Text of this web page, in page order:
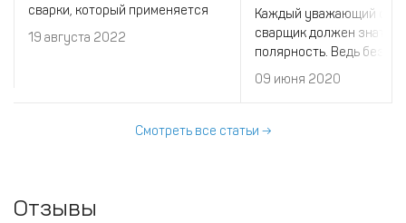
сварки, который применяется
как профессионалами, так и
любителями. Для выполнения
19 августа 2022
Каждый уважающий
сварщик должен знать,
полярность. Ведь без
просто не получится
09 июня 2020
Смотреть все статьи →
Отзывы